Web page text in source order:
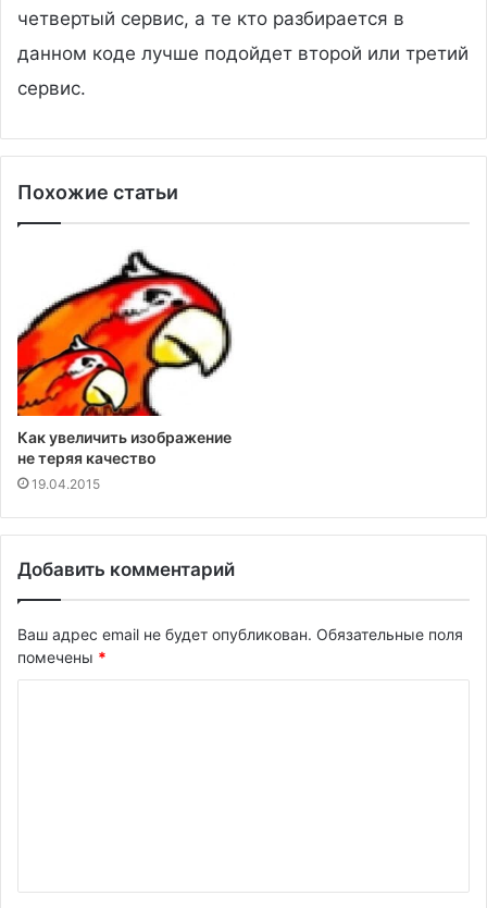
четвертый сервис, а те кто разбирается в
данном коде лучше подойдет второй или третий
сервис.
Похожие статьи
Как увеличить изображение
не теряя качество
19.04.2015
Добавить комментарий
Ваш адрес email не будет опубликован. Обязательные поля
помечены *
т